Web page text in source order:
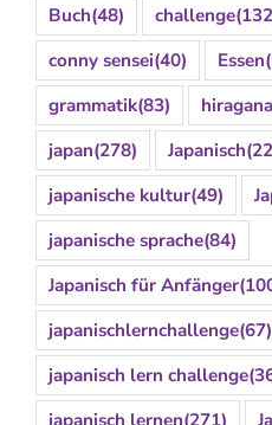
Buch(48) challenge
conny sensei(40) Essen
grammatik(83) hiragana
japan(278) Japanisch
japanische kultur(49)
japanische sprache(84)
Japanisch für Anfänger
japanischlernchallenge(67)
japanisch lern challenge
japanisch lernen(271)